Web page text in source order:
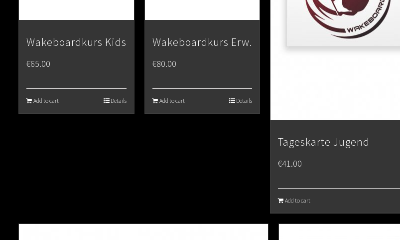
Wakeboardkurs Kids
€65.00
Add to cart Details
Wakeboardkurs Erw.
€80.00
Add to cart Details
Tageskarte Jugend
€41.00
Add to cart